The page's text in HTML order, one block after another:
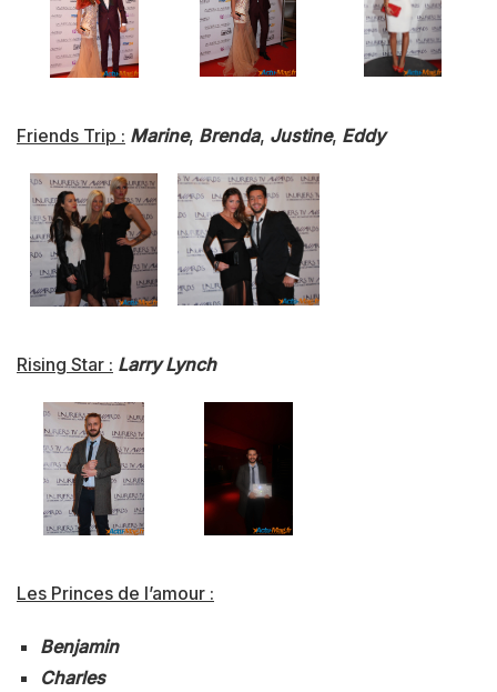
Friends Trip : Marine, Brenda, Justine, Eddy
Rising Star : Larry Lynch
Les Princes de l’amour :
Benjamin
Charles